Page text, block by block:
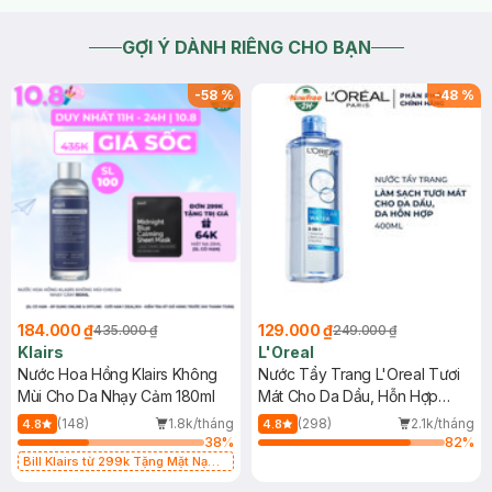
GỢI Ý DÀNH RIÊNG CHO BẠN
-58%
184.000 ₫435.000 ₫
Klairs
Nước Hoa Hồng Klairs Không
Mùi Cho Da Nhạy Cảm 180ml
4.8 (148)
1.8k/tháng
38%
Bill Klairs từ 299k Tặng Mặt Nạ
-48 %
129.000 ₫249.000 ₫
L'Oreal
Nước Tẩy Trang L'Oreal Tươi
Mát Cho Da Dầu, Hỗn Hợp
400ml
4.8 (298)
2.1k/tháng
82%